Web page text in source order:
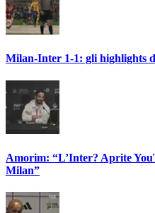
Milan-Inter 1-1: gli highlights
Amorim: “L’Inter? Aprite
Milan”